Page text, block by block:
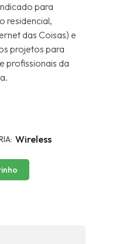
para
residencial,
das Coisas) e
projetos para
profissionais da
Wireless